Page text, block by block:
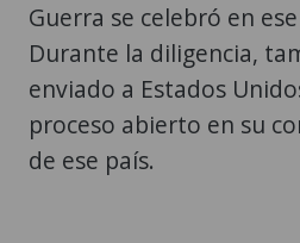
Guerra se celebró en
Durante la diligencia,
enviado a Estados
proceso abierto en su
de ese país.